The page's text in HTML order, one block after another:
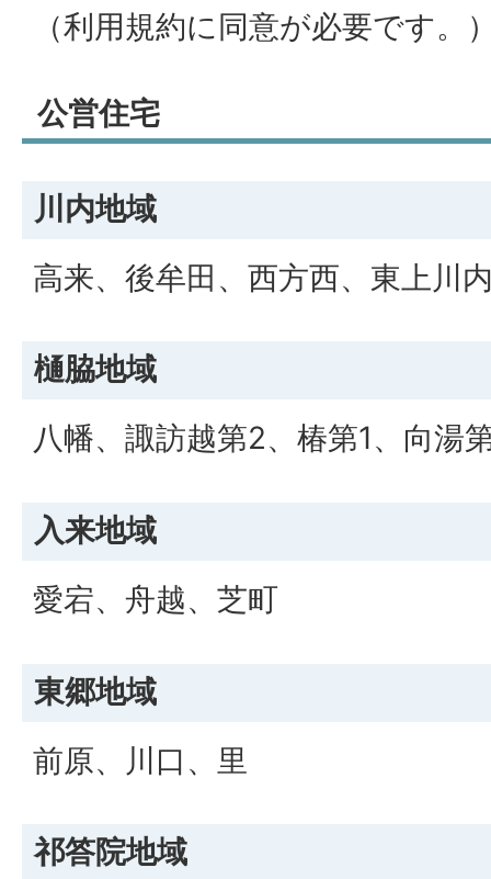
（利用規約に同意が必要です。
公営住宅
川内地域
高来、後牟田、西方西、東上川
樋脇地域
八幡、諏訪越第2、椿第1、向湯
入来地域
愛宕、舟越、芝町
東郷地域
前原、川口、里
祁答院地域